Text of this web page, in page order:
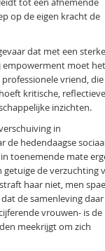
op de eigen kracht de
dat met een
empowerment moet het
vriend,
kritische, reflectieve
inzichten.
in
de hedendaagse
toenemende mate
de verzuchting
haar niet, men
de samenleving
vrouwen- is de
meekrijgt om zich